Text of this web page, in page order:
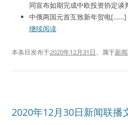
同宣布如期完成中欧投资协定谈
中俄两国元首互致新年贺电[……]
继续阅读
本条目发布于2020年12月31日。属于新
2020年12月30日新闻联播